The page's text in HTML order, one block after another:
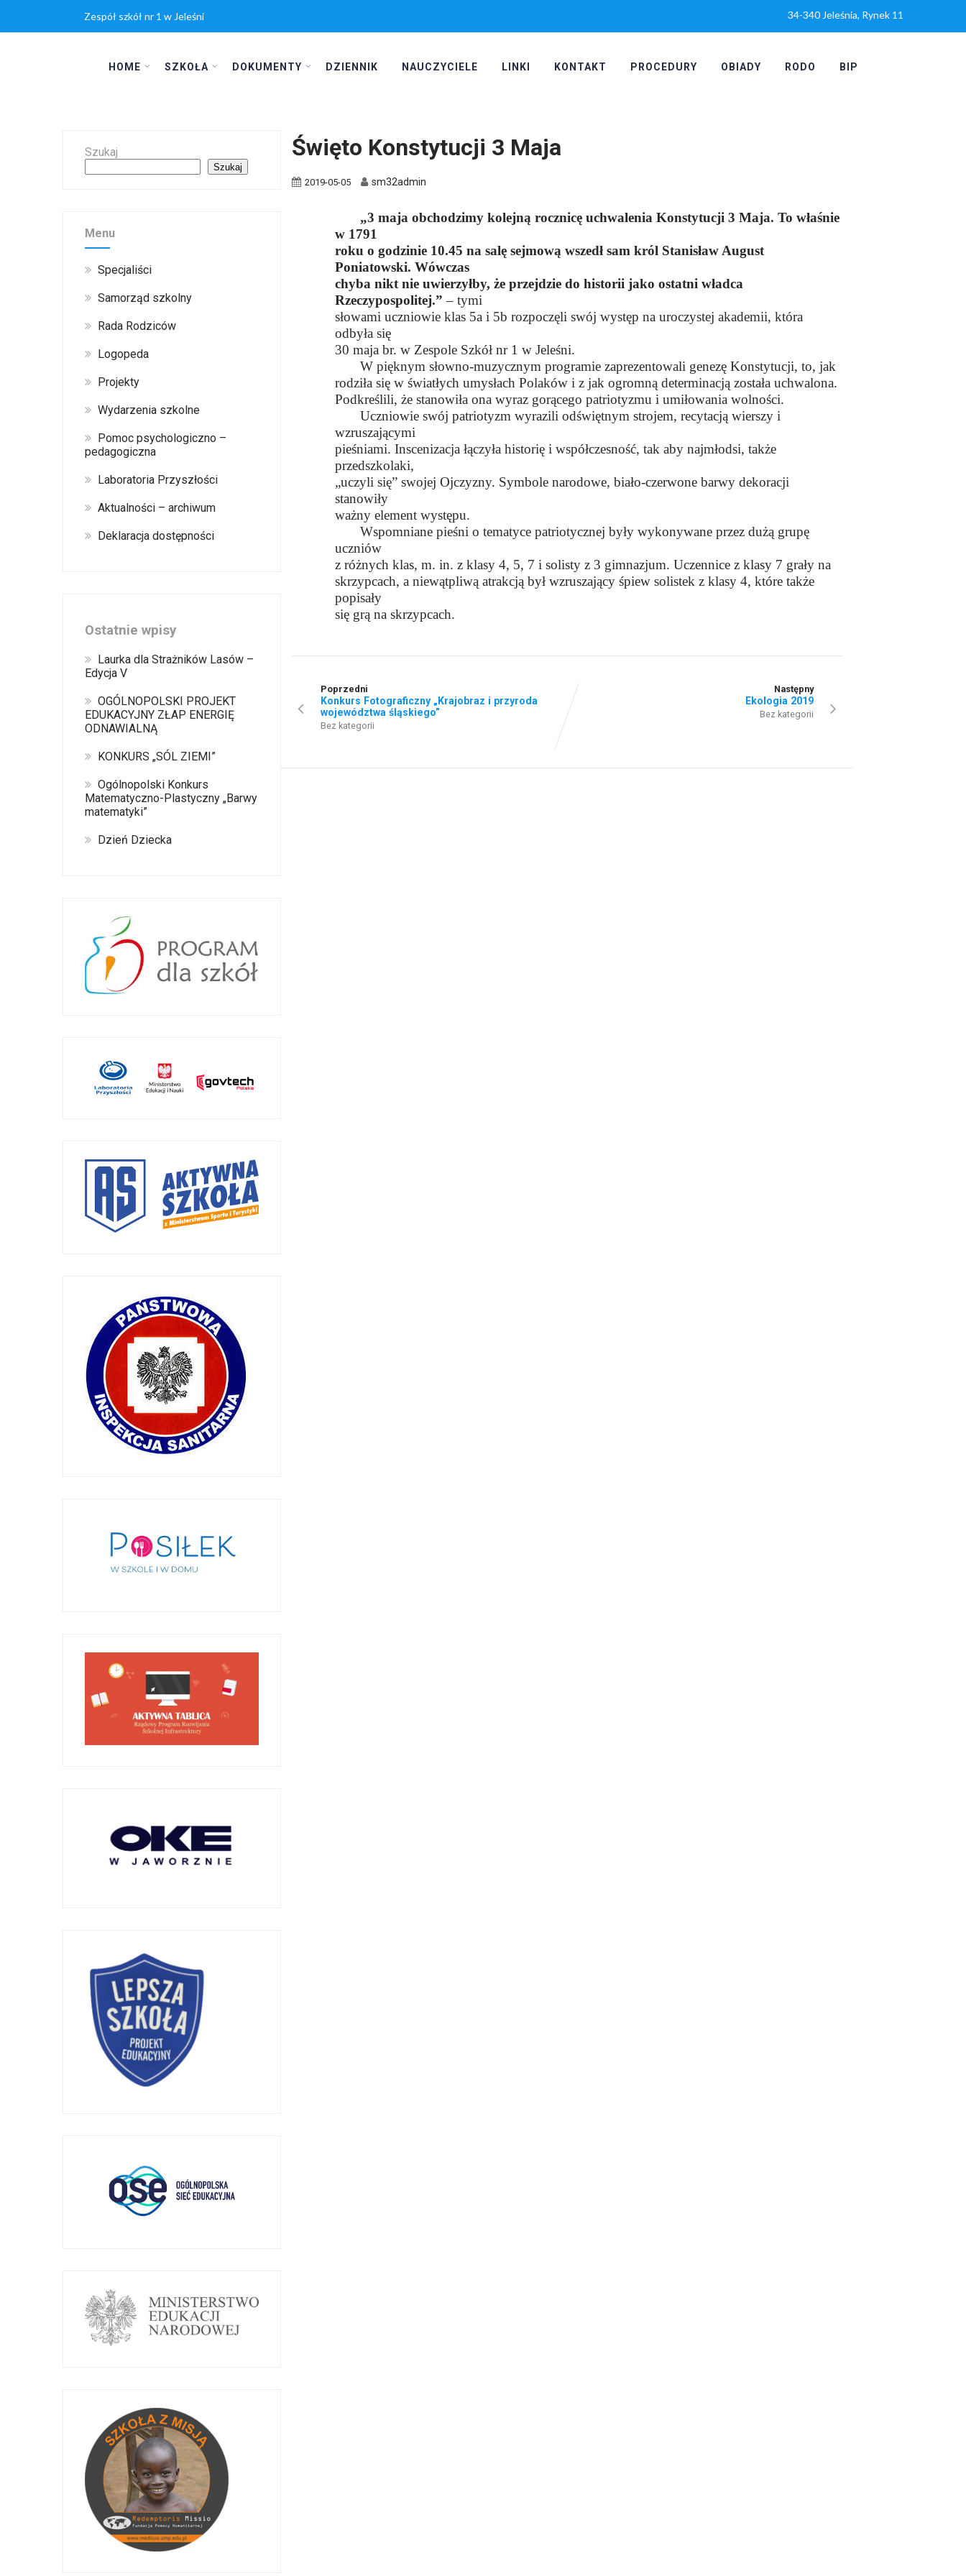
Zespół szkół nr 1 w Jeleśni 34-340 Jeleśnia, Rynek 11
HOME SZKOŁA DOKUMENTY DZIENNIK NAUCZYCIELE LINKI KONTAKT PROCEDURY OBIADY RODO BIP
Szukaj
Szukaj
Menu
Specjaliści
Samorząd szkolny
Rada Rodziców
Logopeda
Projekty
Wydarzenia szkolne
Pomoc psychologiczno –
pedagogiczna
Laboratoria Przyszłości
Aktualności – archiwum
Deklaracja dostępności
Ostatnie wpisy
Laurka dla Strażników Lasów –
Edycja V
OGÓLNOPOLSKI PROJEKT
EDUKACYJNY ZŁAP ENERGIĘ
ODNAWIALNĄ
KONKURS „SÓL ZIEMI”
Ogólnopolski Konkurs
Matematyczno-Plastyczny „Barwy
matematyki”
Dzień Dziecka
Święto Konstytucji 3 Maja
2019-05-05 sm32admin
„3 maja obchodzimy kolejną rocznicę uchwalenia Konstytucji 3 Maja. To właśnie
w 1791
roku o godzinie 10.45 na salę sejmową wszedł sam król Stanisław August
Poniatowski. Wówczas
chyba nikt nie uwierzyłby, że przejdzie do historii jako ostatni władca
Rzeczypospolitej.” – tymi
słowami uczniowie klas 5a i 5b rozpoczęli swój występ na uroczystej akademii, która
odbyła się
30 maja br. w Zespole Szkół nr 1 w Jeleśni.
W pięknym słowno-muzycznym programie zaprezentowali genezę Konstytucji, to, jak
rodziła się w światłych umysłach Polaków i z jak ogromną determinacją została uchwalona.
Podkreślili, że stanowiła ona wyraz gorącego patriotyzmu i umiłowania wolności.
Uczniowie swój patriotyzm wyrazili odświętnym strojem, recytacją wierszy i
wzruszającymi
pieśniami. Inscenizacja łączyła historię i współczesność, tak aby najmłodsi, także
przedszkolaki,
„uczyli się” swojej Ojczyzny. Symbole narodowe, biało-czerwone barwy dekoracji
stanowiły
ważny element występu.
Wspomniane pieśni o tematyce patriotycznej były wykonywane przez dużą grupę
uczniów
z różnych klas, m. in. z klasy 4, 5, 7 i solisty z 3 gimnazjum. Uczennice z klasy 7 grały na
skrzypcach, a niewątpliwą atrakcją był wzruszający śpiew solistek z klasy 4, które także
popisały
się grą na skrzypcach.
Poprzedni
Konkurs Fotograficzny „Krajobraz i przyroda
województwa śląskiego”
Bez kategorii
Następny
Ekologia 2019
Bez kategorii